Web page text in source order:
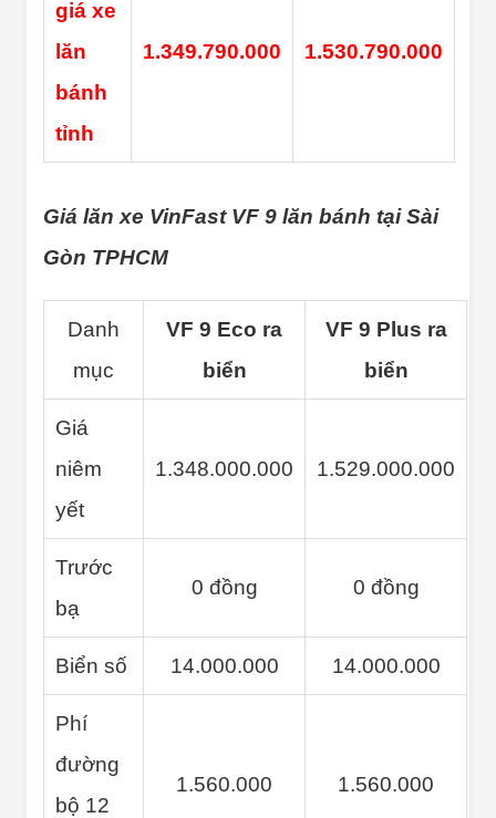
giá xe
lăn
bánh
tỉnh
1.349.790.000 1.530.790.000
Giá lăn xe VinFast VF 9 lăn bánh tại Sài
Gòn TPHCM
Danh
mục
VF 9 Eco ra
biển
VF 9 Plus ra
biển
Giá
niêm
yết
1.348.000.000 1.529.000.000
Trước
bạ
0 đồng 0 đồng
Biển số 14.000.000 14.000.000
Phí
đường
bộ 12
1.560.000 1.560.000